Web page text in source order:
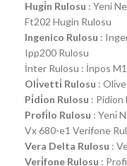
Hugi̇n Rulosu : Yeni
Ft202 Hugin Rulosu
Ingenico Rulosu :
Ipp200 Rulosu
İnter Rulosu : İnpos
Oli̇vetti̇ Rulosu :
Pi̇di̇on Rulosu : Pidion
Profi̇lo Rulosu : Yeni̇
Vx 680-e1 Verifone
Vera Delta Rulosu :
Veri̇fone Rulosu :